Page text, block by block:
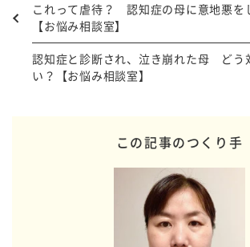
これって虐待？ 認知症の母に意地悪を
【お悩み相談室】
認知症と診断され、泣き崩れた母 どう
い？【お悩み相談室】
この記事のつくり手